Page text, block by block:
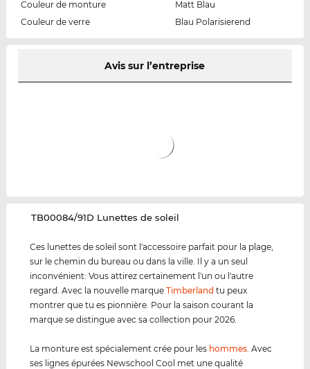
Couleur de monture
Matt Blau
Couleur de verre
Blau Polarisierend
Avis sur l’entreprise
‌TB00084/91D Lunettes de soleil
Ces lunettes de soleil sont l'accessoire parfait pour la plage,
sur le chemin du bureau ou dans la ville. Il y a un seul
inconvénient: Vous attirez certainement l'un ou l'autre
regard. Avec la nouvelle marqueTimberland tu peux
montrer que tu es pionnière. Pour la saison courant la
marque se distingue avec sa collection pour 2026.
La monture est spécialement crée pour les hommes . Avec
ses lignes épurées Newschool Cool met une qualité